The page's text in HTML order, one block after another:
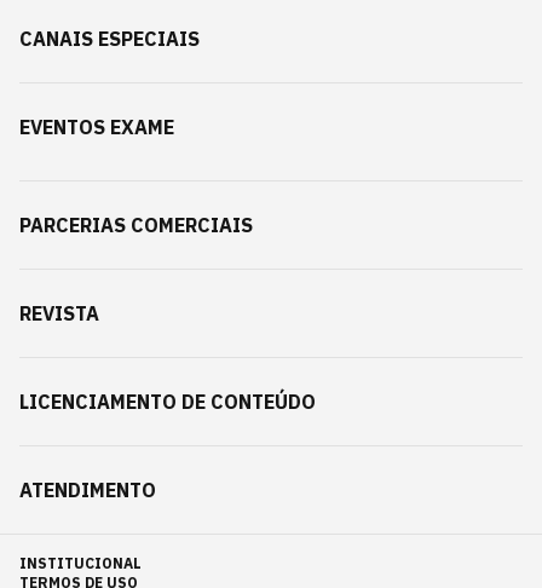
CANAIS ESPECIAIS
EVENTOS EXAME
PARCERIAS COMERCIAIS
REVISTA
LICENCIAMENTO DE CONTEÚDO
ATENDIMENTO
INSTITUCIONAL
TERMOS DE USO